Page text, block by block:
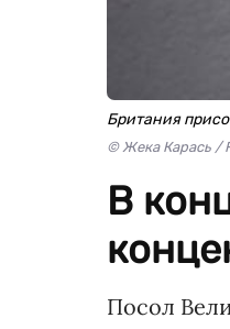
Британия
© Жека Карась /
В
Посол